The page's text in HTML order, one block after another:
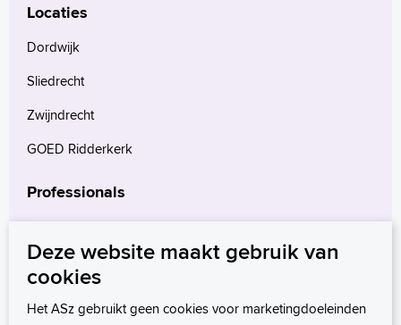
Locaties
Dordwijk
Sliedrecht
Zwijndrecht
GOED Ridderkerk
Professionals
Verwijzers
Wetenschappelijk onderzoek
Deze website maakt gebruik van
cookies
Het ASz gebruikt geen cookies voor marketingdoeleinden